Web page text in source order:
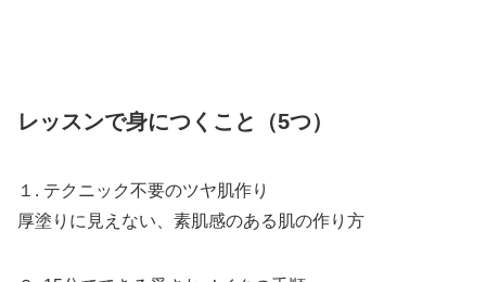
レッスンで身につくこと（5つ）
１. テクニック不要のツヤ肌作り
厚塗りに見えない、素肌感のある肌の作り方